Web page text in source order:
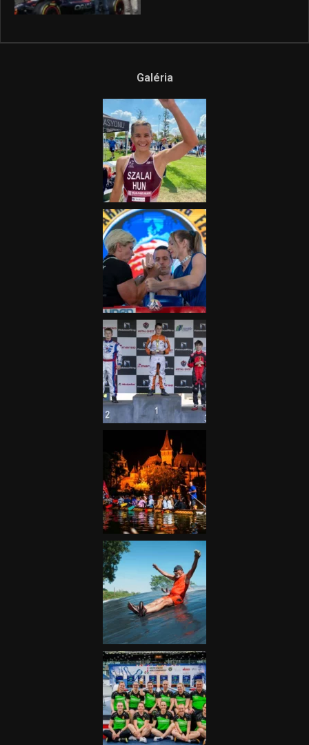
Galéria